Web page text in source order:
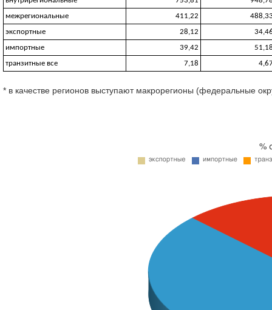
межрегиональные
411,22
экспортные
28,12
импортные
39,42
транзитные все
7,18
* в качестве регионов выступают макрорегионы (федеральные